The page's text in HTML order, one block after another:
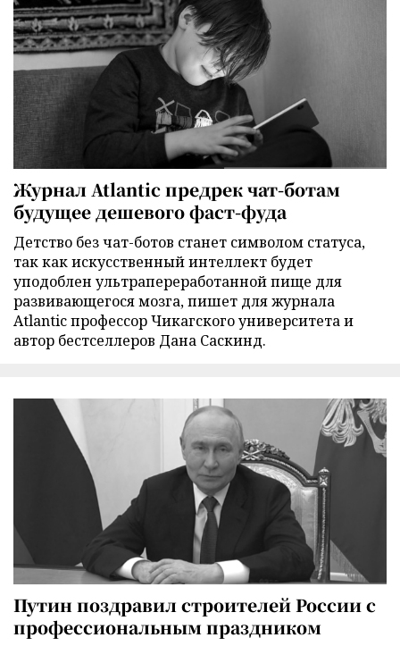
Журнал Atlantic предрек чат-ботам
будущее дешевого фаст-фуда
Детство без чат-ботов станет символом статуса,
так как искусственный интеллект будет
уподоблен ультрапереработанной пище для
развивающегося мозга, пишет для журнала
Atlantic профессор Чикагского университета и
автор бестселлеров Дана Саскинд.
Путин поздравил строителей России с
профессиональным праздником